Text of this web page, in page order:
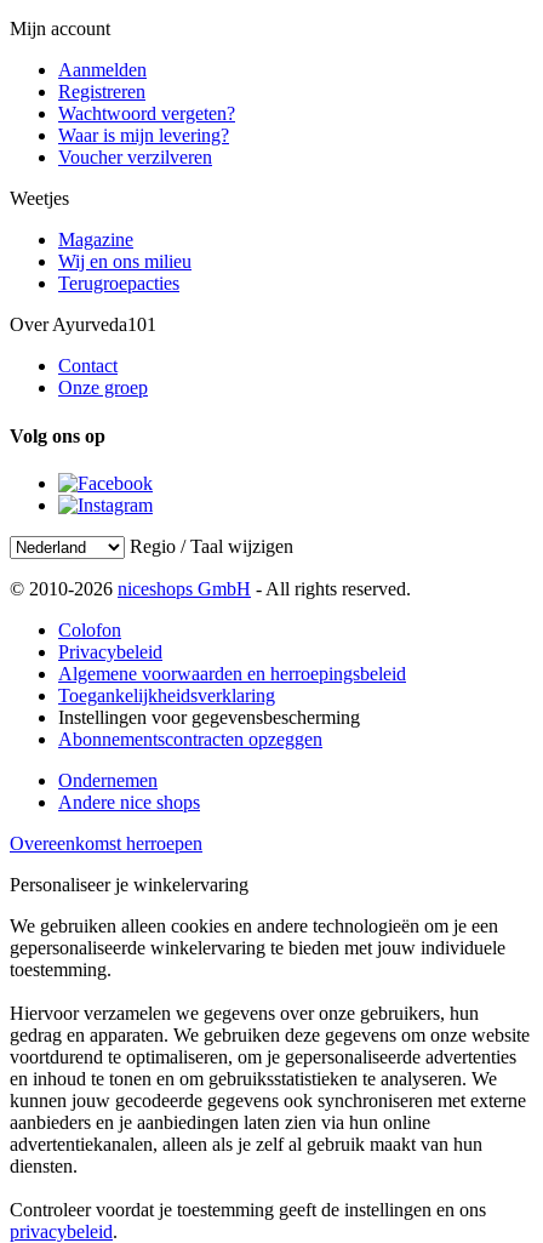
Mijn account
Aanmelden
Registreren
Wachtwoord vergeten?
Waar is mijn levering?
Voucher verzilveren
Weetjes
Magazine
Wij en ons milieu
Terugroepacties
Over Ayurveda101
Contact
Onze groep
Volg ons op
Regio / Taal wijzigen
© 2010-2026 niceshops GmbH - All rights reserved.
Colofon
Privacybeleid
Algemene voorwaarden en herroepingsbeleid
Toegankelijkheidsverklaring
Instellingen voor gegevensbescherming
Abonnementscontracten opzeggen
Ondernemen
Andere nice shops
Overeenkomst herroepen
Personaliseer je winkelervaring
We gebruiken alleen cookies en andere technologieën om je een
gepersonaliseerde winkelervaring te bieden met jouw individuele
toestemming.
Hiervoor verzamelen we gegevens over onze gebruikers, hun
gedrag en apparaten. We gebruiken deze gegevens om onze website
voortdurend te optimaliseren, om je gepersonaliseerde advertenties
en inhoud te tonen en om gebruiksstatistieken te analyseren. We
kunnen jouw gecodeerde gegevens ook synchroniseren met externe
aanbieders en je aanbiedingen laten zien via hun online
advertentiekanalen, alleen als je zelf al gebruik maakt van hun
diensten.
Controleer voordat je toestemming geeft de instellingen en ons
privacybeleid.